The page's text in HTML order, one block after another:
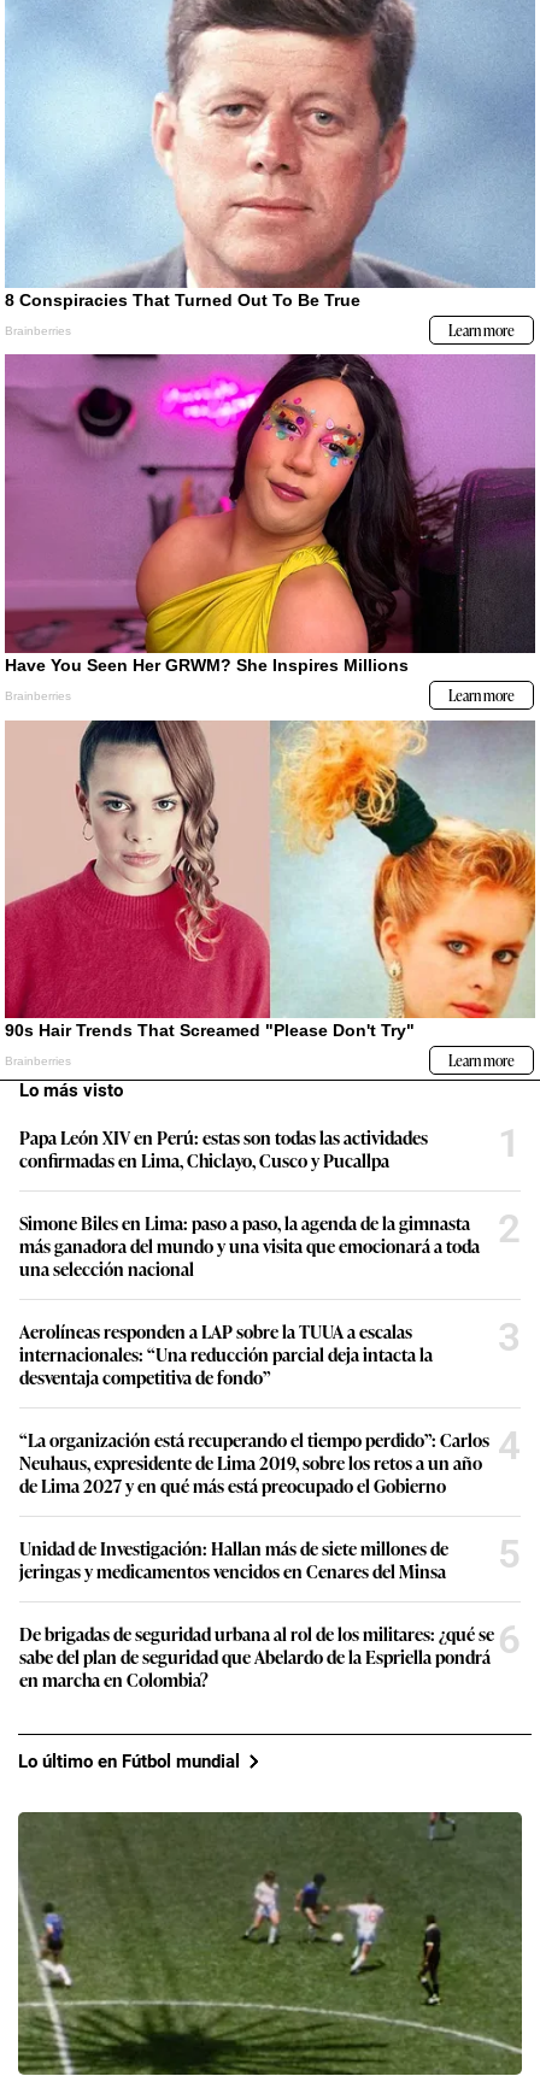
Lo más visto
Papa León XIV en Perú: estas son todas las actividades
confirmadas en Lima, Chiclayo, Cusco y Pucallpa
1
Simone Biles en Lima: paso a paso, la agenda de la gimnasta
más ganadora del mundo y una visita que emocionará a toda
una selección nacional
2
Aerolíneas responden a LAP sobre la TUUA a escalas
internacionales: “Una reducción parcial deja intacta la
desventaja competitiva de fondo”
3
“La organización está recuperando el tiempo perdido”: Carlos
Neuhaus, expresidente de Lima 2019, sobre los retos a un año
de Lima 2027 y en qué más está preocupado el Gobierno
4
Unidad de Investigación: Hallan más de siete millones de
jeringas y medicamentos vencidos en Cenares del Minsa
5
De brigadas de seguridad urbana al rol de los militares: ¿qué se
sabe del plan de seguridad que Abelardo de la Espriella pondrá
en marcha en Colombia?
6
Lo último en Fútbol mundial